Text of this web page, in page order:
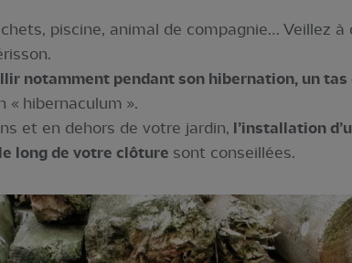
piscine, animal de compagnie… Veillez
notamment pendant son hibernation, un
« hibernaculum ».
et en dehors de votre jardin, l’installation
long de votre clôture sont conseillées.